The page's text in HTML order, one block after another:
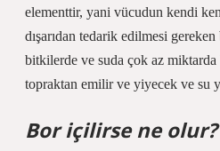
elementtir, yani vücudun kendi
dışarıdan tedarik edilmesi
bitkilerde ve suda çok az
topraktan emilir ve yiyecek ve su
Bor içilirse ne olur?